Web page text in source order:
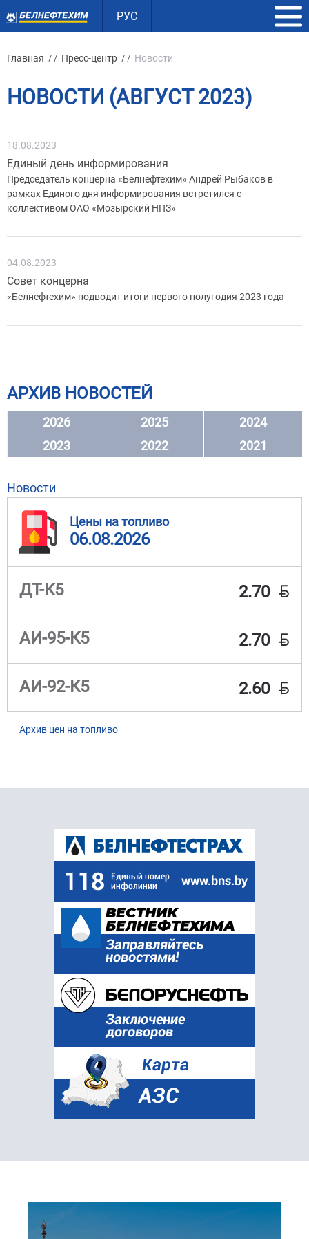
РУС
Главная / / Пресс-центр / / Новости
НОВОСТИ (АВГУСТ 2023)
18.08.2023
Единый день информирования
Председатель концерна «Белнефтехим» Андрей Рыбаков в
рамках Единого дня информирования встретился с
коллективом ОАО «Мозырский НПЗ»
04.08.2023
Совет концерна
«Белнефтехим» подводит итоги первого полугодия 2023 года
АРХИВ НОВОСТЕЙ
2026 2025
2024
2023
2022 2021
Новости
Цены на топливо
06.08.2026
ДТ-К5 2.70 BYN
АИ-95-К5 2.70 BYN
АИ-92-К5 2.60 BYN
Архив цен на топливо